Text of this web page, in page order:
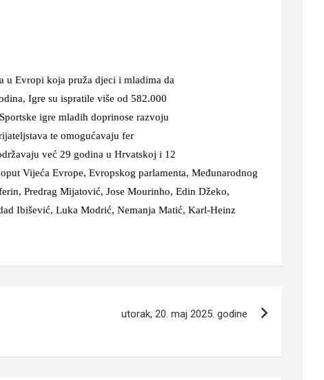
u Evropi koja pruža djeci i mladima da
Igre su ispratile više od 582.000
igre mladih doprinose razvoju
te omogućavaju fer
već 29 godina u Hrvatskoj i 12
Vijeća Evrope, Evropskog parlamenta, Međunarodnog
Predrag Mijatović, Jose Mourinho, Edin Džeko,
Ibišević, Luka Modrić, Nemanja Matić, Karl-Heinz
utorak, 20. maj 2025. godine